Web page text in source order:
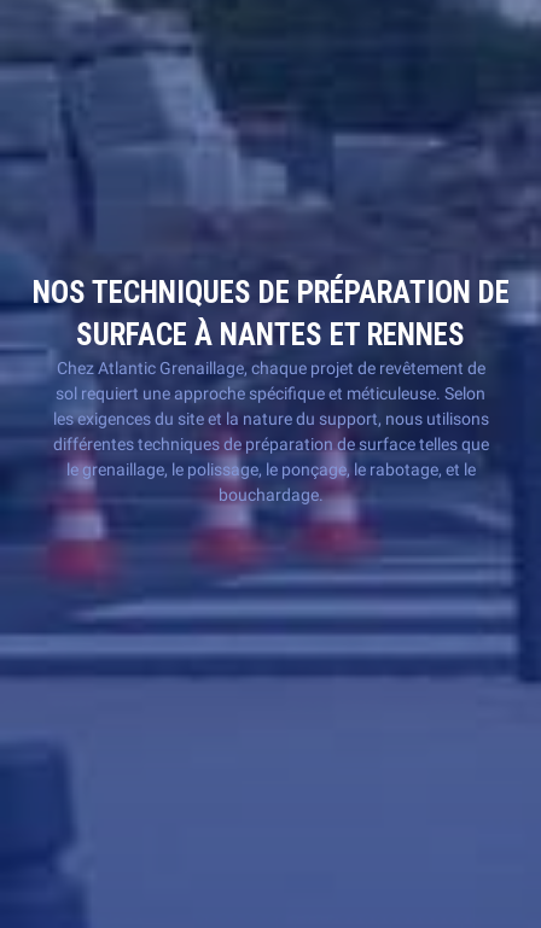
NOS TECHNIQUES DE PRÉPARATION DE
SURFACE À NANTES ET RENNES
Chez Atlantic Grenaillage, chaque projet de revêtement de
sol requiert une approche spécifique et méticuleuse. Selon
les exigences du site et la nature du support, nous utilisons
différentes techniques de préparation de surface telles que
le grenaillage, le polissage, le ponçage, le rabotage, et le
bouchardage.